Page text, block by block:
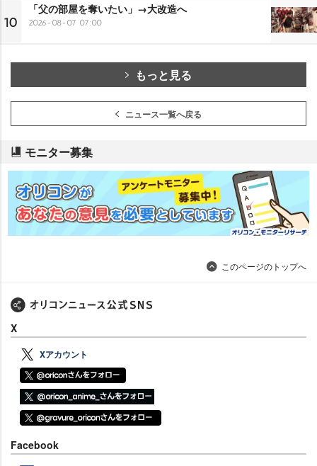
10
「父の部屋を奪いたい」→大改造へ
2026-08-07 07:00
もっと見る
ニュース一覧へ戻る
モニター募集
このページのトップへ
X
Xアカウント
Facebook